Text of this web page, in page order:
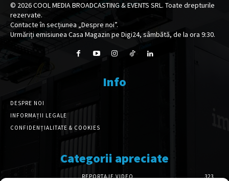
© 2026COOL MEDIA BROADCASTING & EVENTS SRL. Toate drepturile
rezervate.
Contacte în secțiunea „Despre noi”.
Urmăriți emisiunea Casa Magazin pe Digi24, sâmbătă, de la ora 9:30.
Info
DESPRE NOI
INFORMAȚII LEGALE
CONFIDENȚIALITATE & COOKIES
Categorii apreciate
REPORTAJE VIDEO 323